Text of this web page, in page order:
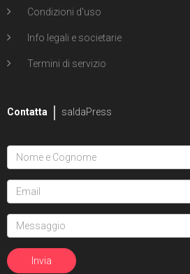
Condizioni d'uso
Info legali e societarie
Termini di servizio
Contatta saldaPress